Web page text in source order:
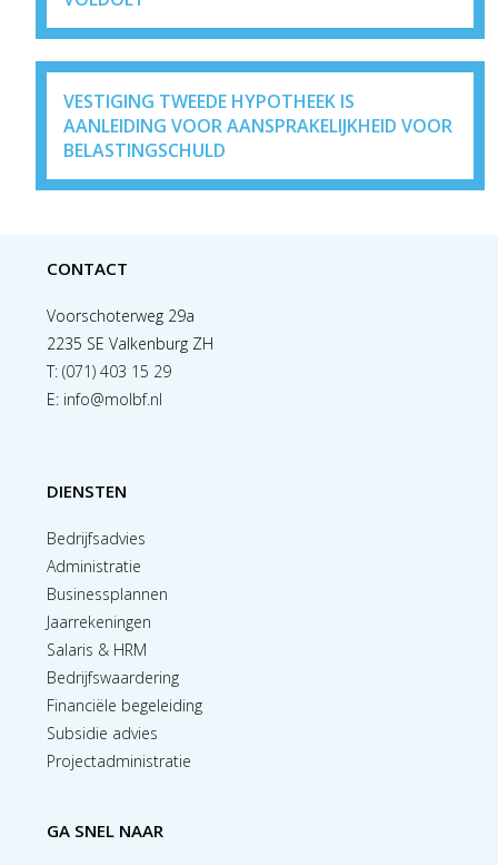
VESTIGING TWEEDE HYPOTHEEK IS
AANLEIDING VOOR AANSPRAKELIJKHEID VOOR
BELASTINGSCHULD
CONTACT
Voorschoterweg 29a
2235 SE Valkenburg ZH
T:(071) 403 15 29
E: info@molbf.nl
DIENSTEN
Bedrijfsadvies
Administratie
Businessplannen
Jaarrekeningen
Salaris & HRM
Bedrijfswaardering
Financiële begeleiding
Subsidie advies
Projectadministratie
GA SNEL NAAR